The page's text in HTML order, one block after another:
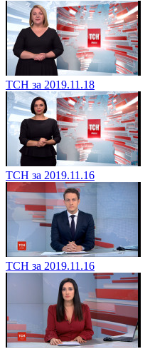
ТСН за 2019.11.18
ТСН за 2019.11.16
ТСН за 2019.11.16